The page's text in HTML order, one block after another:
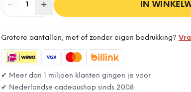
− Aantal
1 + IN
Grotere aantallen, met of zonder eigen bedrukking?
✔ Meer dan 1 miljoen klanten gingen je voor
✔ Nederlandse cadeaushop sinds 2008